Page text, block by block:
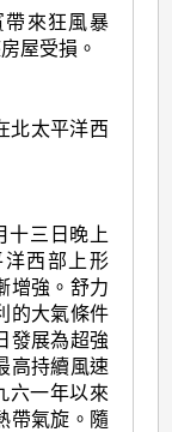
來狂風暴
屋受損。
北太平洋西
十三日晚上
西部上形
增強。舒力
的大氣條件
發展為超強
高持續風速
六一年以來
帶氣旋。隨